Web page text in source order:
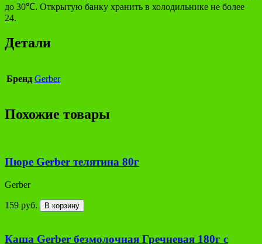
до 30℃. Открытую банку хранить в холодильнике не более
24.
Детали
Бренд Gerber
Похожие товары
Пюре Gerber телятина 80г
Gerber
159 руб. В корзину
Каша Gerber безмолочная Гречневая 180г с